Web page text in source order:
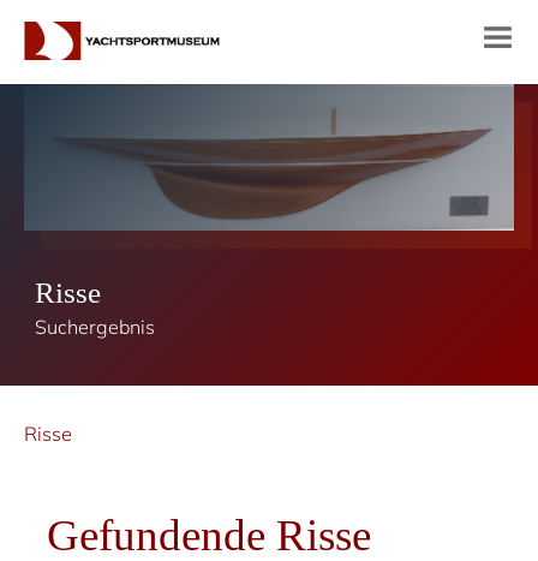
Risse
Suchergebnis
Risse
Gefundende Risse